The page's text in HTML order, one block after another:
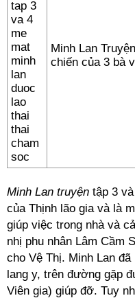
Minh Lan
chiến của 3 bà
Minh Lan truyện tập 3
của Thịnh lão gia và là
giúp việc trong nhà và
nhị phu nhân Lâm Cầm
cho Vệ Thị. Minh Lan
lang y, trên đường gặp
Viên gia) giúp đỡ. Tuy